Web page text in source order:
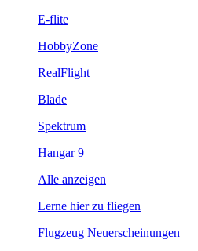
E-flite
HobbyZone
RealFlight
Blade
Spektrum
Hangar 9
Alle anzeigen
Lerne hier zu fliegen
Flugzeug Neuerscheinungen